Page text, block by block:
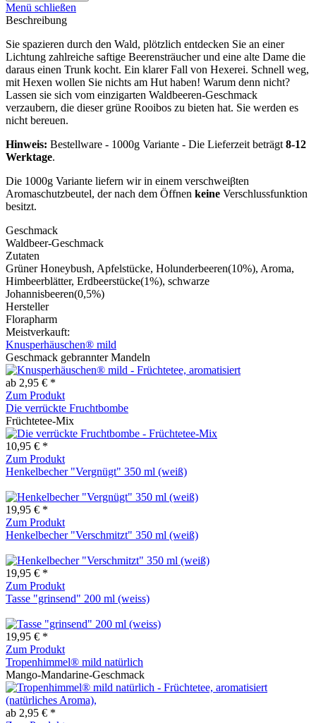
Menü schließen
Beschreibung
Sie spazieren durch den Wald, plötzlich entdecken Sie an einer
Lichtung zahlreiche saftige Beerensträucher und eine alte Dame die
daraus einen Trunk kocht. Ein klarer Fall von Hexerei. Schnell weg,
mit Hexen wollen Sie nichts am Hut haben! Warum denn nicht?
Lassen sie sich vom einzigarten Waldbeeren-Geschmack
verzaubern, die dieser grüne Rooibos zu bieten hat. Sie werden es
nicht bereuen.
Hinweis: Bestellware - 1000g Variante - Die Lieferzeit beträgt 8-12
Werktage.
Die 1000g Variante liefern wir in einem verschweiβten
Aromaschutzbeutel, der nach dem Öffnen keine Verschlussfunktion
besitzt.
Geschmack
Waldbeer-Geschmack
Zutaten
Grüner Honeybush, Apfelstücke, Holunderbeeren(10%), Aroma,
Himbeerblätter, Erdbeerstücke(1%), schwarze
Johannisbeeren(0,5%)
Hersteller
Florapharm
Meistverkauft:
Knusperhäuschen® mild
Geschmack gebrannter Mandeln
ab 2,95 € *
Zum Produkt
Die verrückte Fruchtbombe
Früchtetee-Mix
10,95 € *
Zum Produkt
Henkelbecher "Vergnügt" 350 ml (weiß)
19,95 € *
Zum Produkt
Henkelbecher "Verschmitzt" 350 ml (weiß)
19,95 € *
Zum Produkt
Tasse "grinsend" 200 ml (weiss)
19,95 € *
Zum Produkt
Tropenhimmel® mild natürlich
Mango-Mandarine-Geschmack
ab 2,95 € *